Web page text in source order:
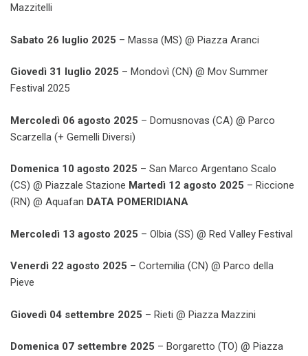
Mazzitelli
Sabato 26 luglio 2025 – Massa (MS) @ Piazza Aranci
Giovedì 31 luglio 2025 – Mondovì (CN) @ Mov Summer
Festival 2025
Mercoledì 06 agosto 2025 – Domusnovas (CA) @ Parco
Scarzella (+ Gemelli Diversi)
Domenica 10 agosto 2025 – San Marco Argentano Scalo
(CS) @ Piazzale Stazione Martedì 12 agosto 2025 – Riccione
(RN) @ Aquafan DATA POMERIDIANA
Mercoledì 13 agosto 2025 – Olbia (SS) @ Red Valley Festival
Venerdì 22 agosto 2025 – Cortemilia (CN) @ Parco della
Pieve
Giovedì 04 settembre 2025 – Rieti @ Piazza Mazzini
Domenica 07 settembre 2025 – Borgaretto (TO) @ Piazza